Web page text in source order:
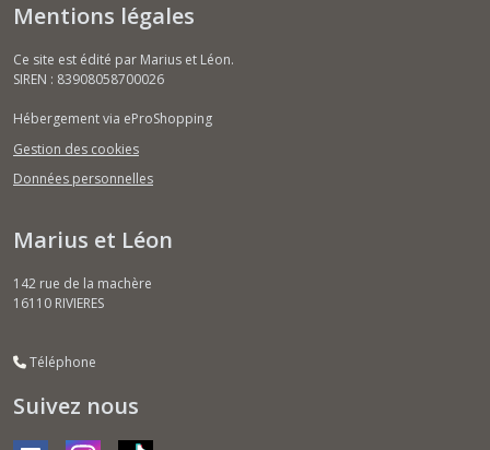
Mentions légales
Ce site est édité par Marius et Léon.
SIREN : 83908058700026
Hébergement via eProShopping
Gestion des cookies
Données personnelles
Marius et Léon
142 rue de la machère
16110 RIVIERES
Téléphone
Suivez nous